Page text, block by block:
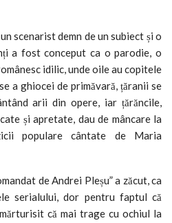
scenarist demn de un subiect și o
a fost conceput ca o parodie, o
idilic, unde oile au copitele
a ghiocei de primăvară, țăranii se
arii din opere, iar țărăncile,
și apretate, dau de mâncare la
populare cântate de Maria
de Andrei Pleșu” a zăcut, ca
serialului, dor pentru faptul că
că mai trage cu ochiul la